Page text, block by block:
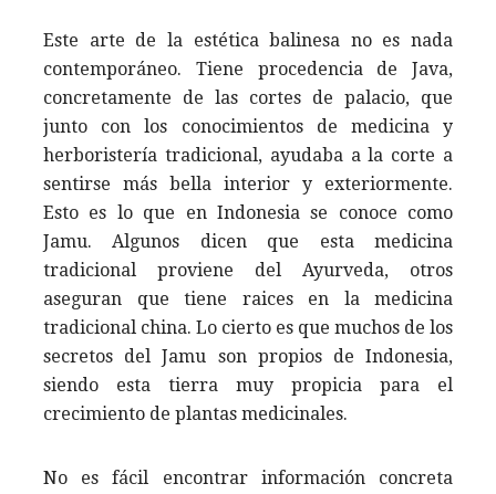
Este arte de la estética balinesa no es nada
contemporáneo. Tiene procedencia de Java,
concretamente de las cortes de palacio, que
junto con los conocimientos de medicina y
herboristería tradicional, ayudaba a la corte a
sentirse más bella interior y exteriormente.
Esto es lo que en Indonesia se conoce como
Jamu. Algunos dicen que esta medicina
tradicional proviene del Ayurveda, otros
aseguran que tiene raices en la medicina
tradicional china. Lo cierto es que muchos de los
secretos del Jamu son propios de Indonesia,
siendo esta tierra muy propicia para el
crecimiento de plantas medicinales.
No es fácil encontrar información concreta